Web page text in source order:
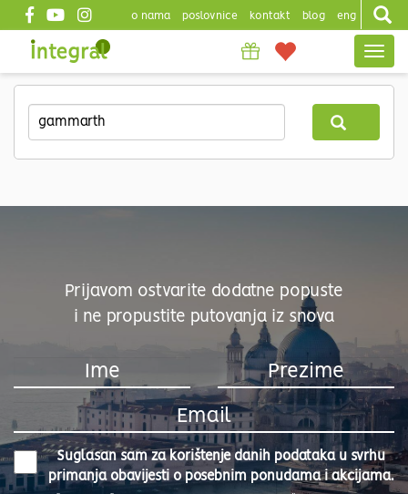
main
content
Top
o nama poslovnice kontakt blog eng
Prijavom ostvarite dodatne popuste
i ne propustite putovanja iz snova
Suglasan sam za korištenje danih podataka u svrhu
primanja obavijesti o posebnim ponudama i akcijama.